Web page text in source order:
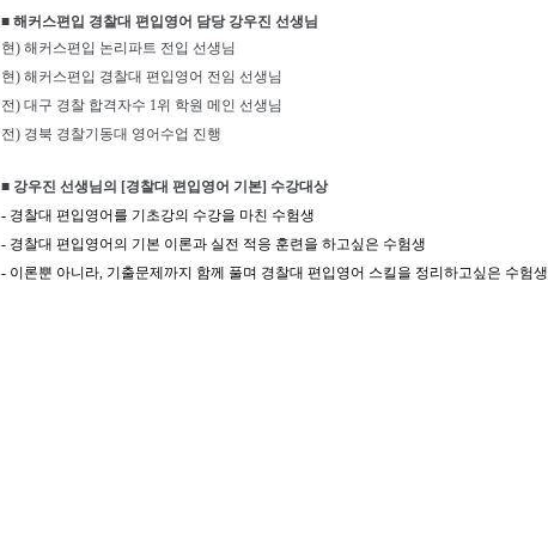
■ 해커스편입 경찰대 편입영어 담당 강우진 선생님
현) 해커스편입 논리파트 전입 선생님
현) 해커스편입 경찰대 편입영어 전임 선생님
전) 대구 경찰 합격자수 1위 학원 메인 선생님
전) 경북 경찰기동대 영어수업 진행
■ 강우진 선생님의 [경찰대 편입영어 기본] 수강대상
- 경찰대 편입영어를 기초강의 수강을 마친 수험생
- 경찰대 편입영어의 기본 이론과 실전 적응 훈련을 하고싶은 수험생
- 이론뿐 아니라, 기출문제까지 함께 풀며 경찰대 편입영어 스킬을 정리하고싶은 수험생